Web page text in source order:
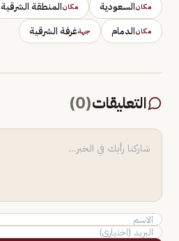
مكانالسعودية مكانالمنطقة الشرقية
مكانالدمام جهةغرفة الشرقية
التعليقات(
0
)